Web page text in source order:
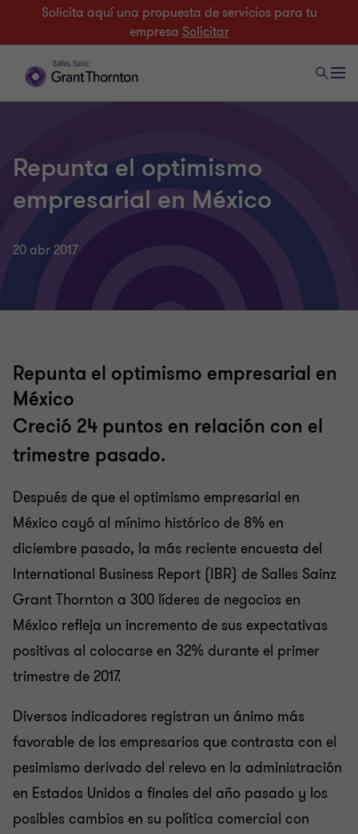
Solicita aquí una propuesta de servicios para tu
empresa Solicitar
Repunta el optimismo
empresarial en México
20 abr 2017
Repunta el optimismo empresarial en
México
Creció 24 puntos en relación con el
trimestre pasado.
Después de que el optimismo empresarial en
México cayó al mínimo histórico de 8% en
diciembre pasado, la más reciente encuesta del
International Business Report (IBR) de Salles Sainz
Grant Thornton a 300 líderes de negocios en
México refleja un incremento de sus expectativas
positivas al colocarse en 32% durante el primer
trimestre de 2017.
Diversos indicadores registran un ánimo más
favorable de los empresarios que contrasta con el
pesimismo derivado del relevo en la administración
en Estados Unidos a finales del año pasado y los
posibles cambios en su política comercial con